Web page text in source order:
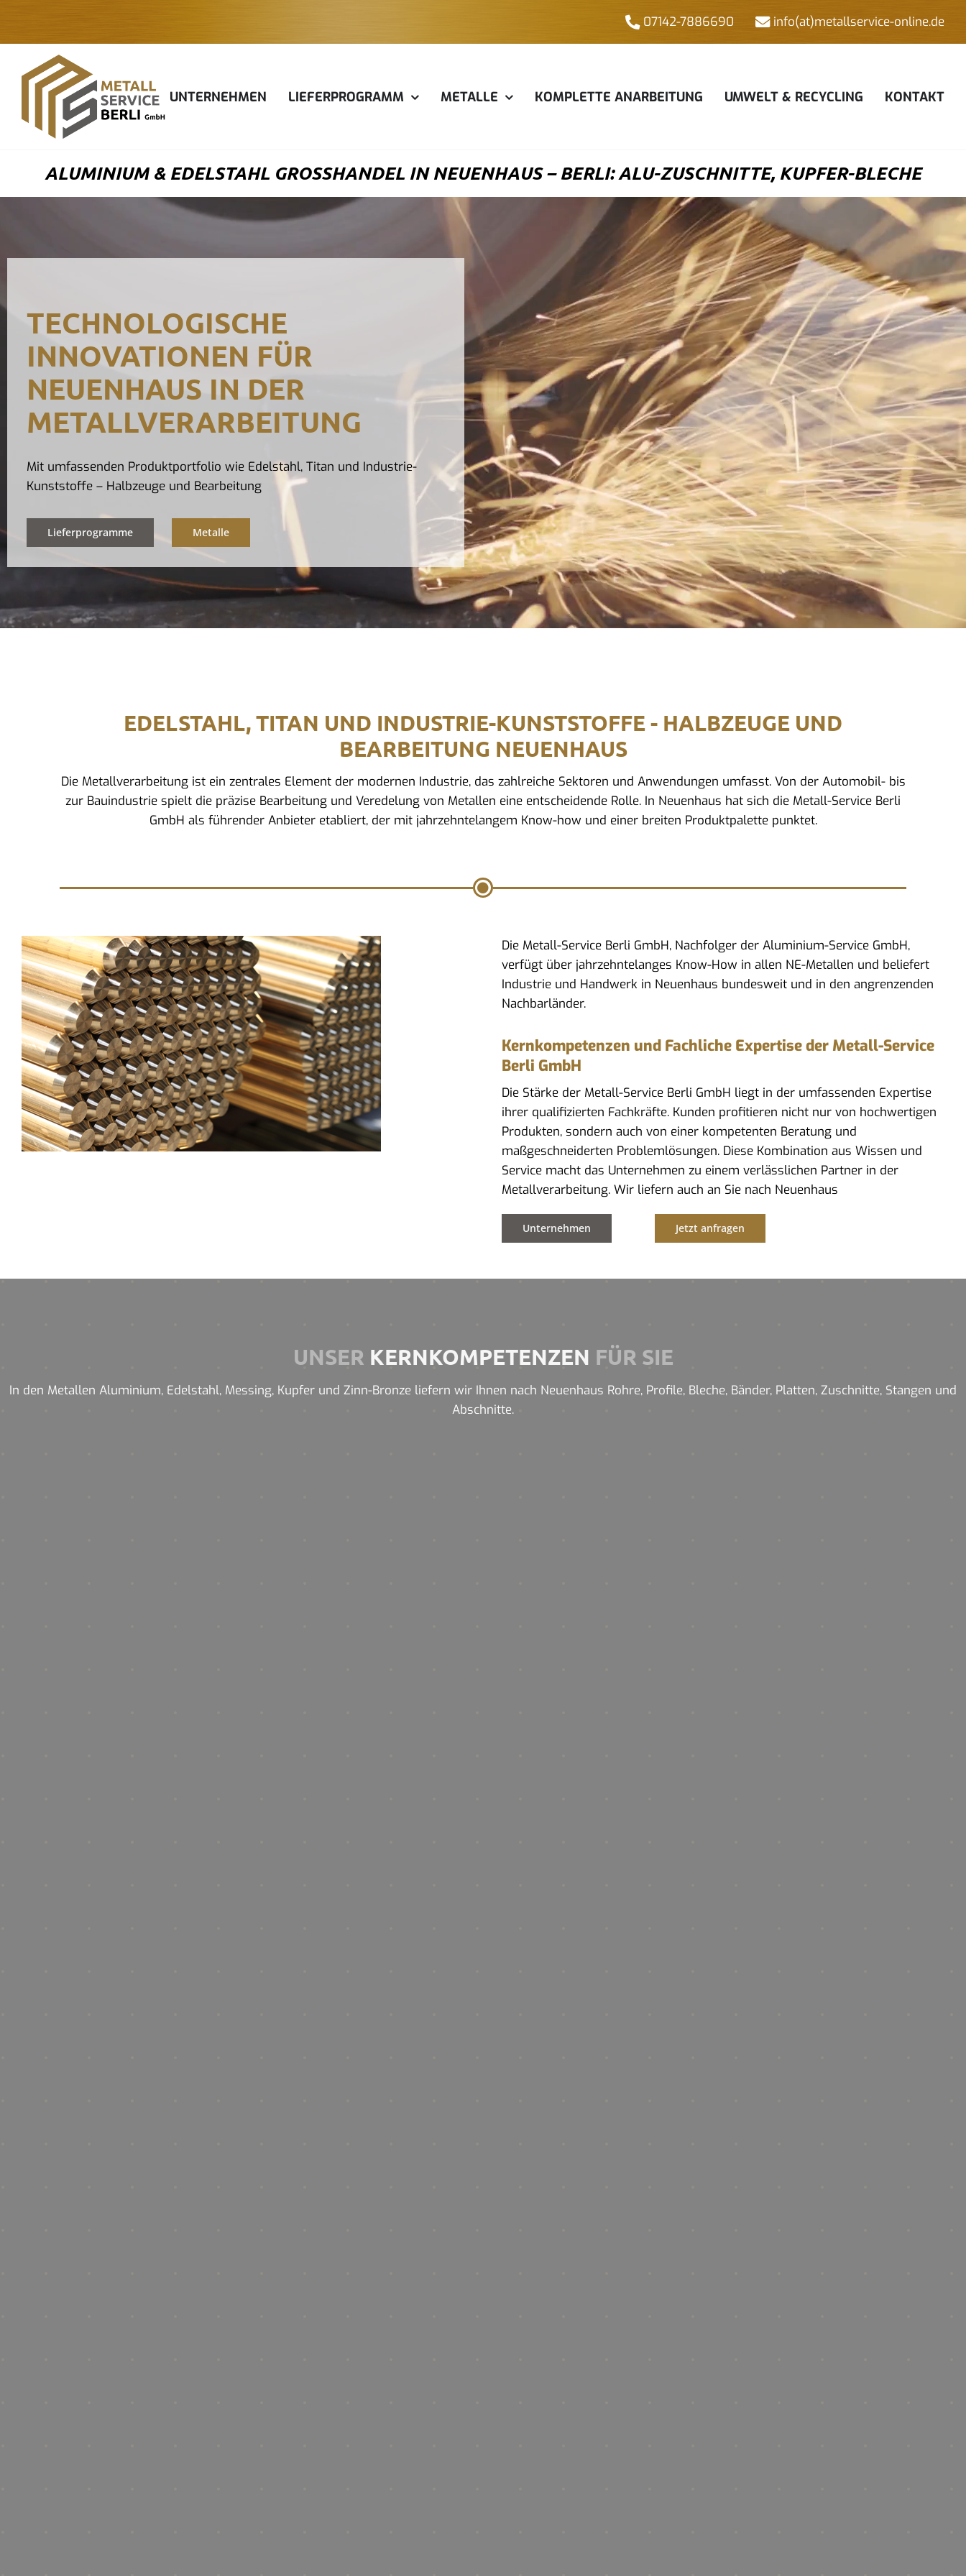
springen
07142-7886690 info(at)metallservice-online.de
UNTERNEHMEN LIEFERPROGRAMM METALLE KOMPLETTE ANARBEITUNG UMWELT & RECYCLING KONTAKT
ALUMINIUM & EDELSTAHL GROSSHANDEL IN NEUENHAUS – BERLI: ALU-ZUSCHNITTE, KUPFER-BLECHE
TECHNOLOGISCHE
INNOVATIONEN FÜR
NEUENHAUS IN DER
METALLVERARBEITUNG
Mit umfassenden Produktportfolio wie Edelstahl, Titan und Industrie-
Kunststoffe – Halbzeuge und Bearbeitung
Lieferprogramme Metalle
EDELSTAHL, TITAN UND INDUSTRIE-KUNSTSTOFFE - HALBZEUGE UND
BEARBEITUNG NEUENHAUS
Die Metallverarbeitung ist ein zentrales Element der modernen Industrie, das zahlreiche Sektoren und Anwendungen umfasst. Von der Automobil- bis
zur Bauindustrie spielt die präzise Bearbeitung und Veredelung von Metallen eine entscheidende Rolle. In Neuenhaus hat sich die Metall-Service Berli
GmbH als führender Anbieter etabliert, der mit jahrzehntelangem Know-how und einer breiten Produktpalette punktet.
Die Metall-Service Berli GmbH, Nachfolger der Aluminium-Service GmbH,
verfügt über jahrzehntelanges Know-How in allen NE-Metallen und beliefert
Industrie und Handwerk in Neuenhaus bundesweit und in den angrenzenden
Nachbarländer.
Kernkompetenzen und Fachliche Expertise der Metall-Service
Berli GmbH
Die Stärke der Metall-Service Berli GmbH liegt in der umfassenden Expertise
ihrer qualifizierten Fachkräfte. Kunden profitieren nicht nur von hochwertigen
Produkten, sondern auch von einer kompetenten Beratung und
maßgeschneiderten Problemlösungen. Diese Kombination aus Wissen und
Service macht das Unternehmen zu einem verlässlichen Partner in der
Metallverarbeitung. Wir liefern auch an Sie nach Neuenhaus
Unternehmen Jetzt anfragen
UNSER KERNKOMPETENZEN FÜR SIE
In den Metallen Aluminium, Edelstahl, Messing, Kupfer und Zinn-Bronze liefern wir Ihnen nach Neuenhaus Rohre, Profile, Bleche, Bänder, Platten, Zuschnitte, Stangen und
Abschnitte.